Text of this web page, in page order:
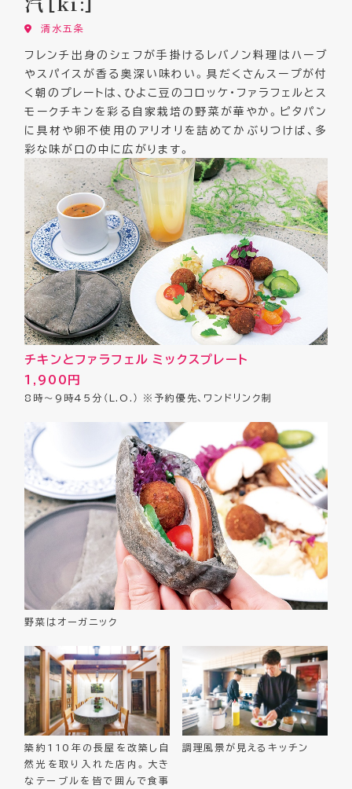
清水五条
フレンチ出身のシェフが手掛けるレバノン料理はハーブ
やスパイスが香る奥深い味わい。具だくさんスープが付
く朝のプレートは、ひよこ豆のコロッケ・ファラフェルとス
モークチキンを彩る自家栽培の野菜が華やか。ピタパン
に具材や卵不使用のアリオリを詰めてかぶりつけば、多
彩な味が口の中に広がります。
チキンとファラフェル ミックスプレート
1,900円
8時～9時45分（L.O.） ※予約優先、ワンドリンク制
野菜はオーガニック
築約110年の長屋を改築し自
然光を取り入れた店内。大き
なテーブルを皆で囲んで食事
調理風景が見えるキッチン